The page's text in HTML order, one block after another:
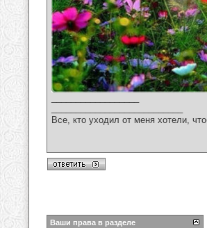
Все, кто уходил от меня хотели,
Ваши права в разделе